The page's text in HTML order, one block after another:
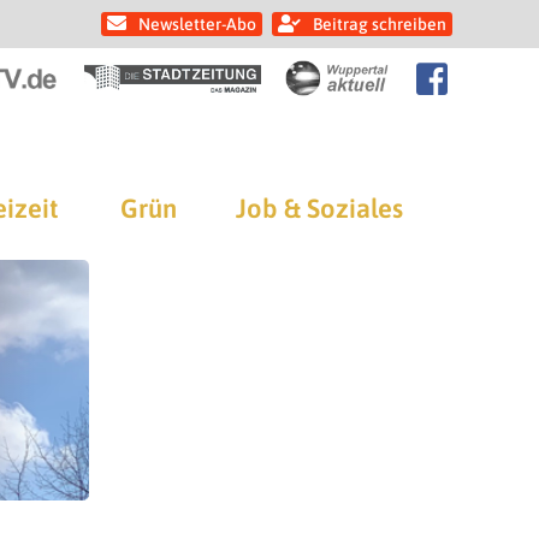
Newsletter-Abo Beitrag schreiben
Grün Job & Soziales